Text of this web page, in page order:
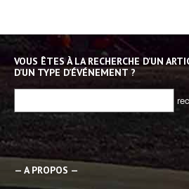
VOUS ÊTES À LA RECHERCHE D’UN
D’UN TYPE D’ÉVÉNEMENT ?
— A PROPOS —